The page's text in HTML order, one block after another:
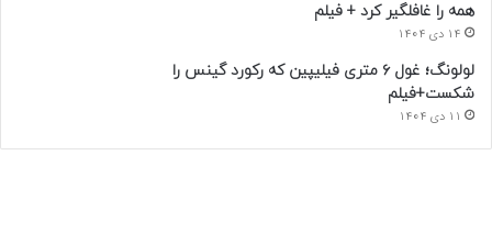
همه را غافلگیر کرد + فیلم
14 دی 1404
لولونگ؛ غول ۶ متری فیلیپین که رکورد گینس را
شکست+فیلم
11 دی 1404